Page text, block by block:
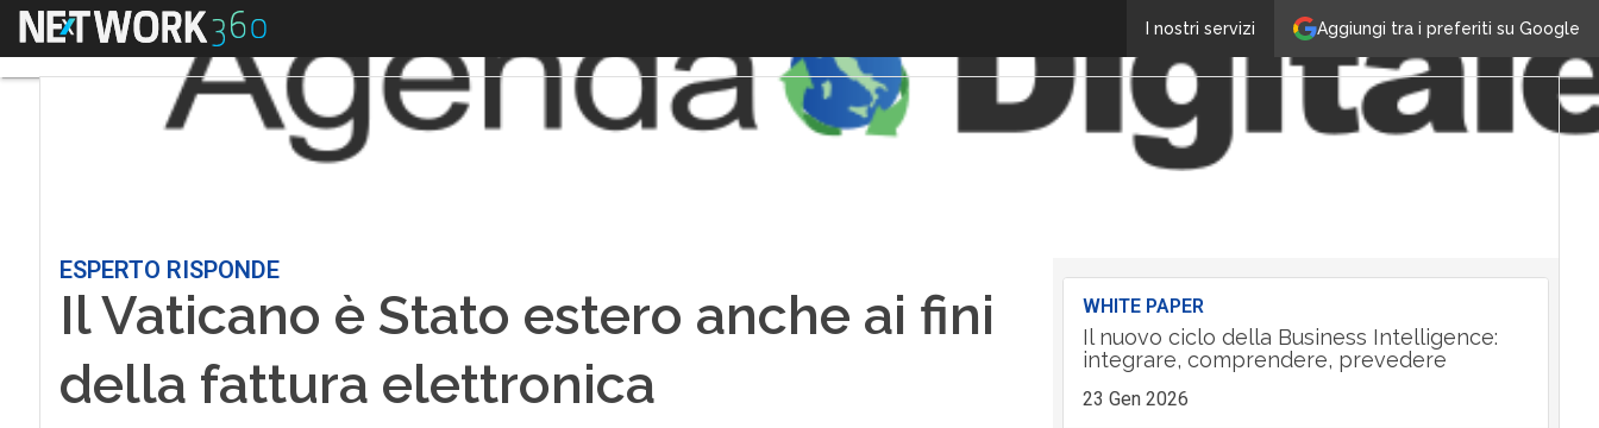
Aggiungi tra i preferiti su Google
I nostri servizi
Menu
ESPERTO RISPONDE
Il Vaticano è Stato estero anche ai fini
della fattura elettronica
WHITE PAPER
Il nuovo ciclo della Business Intelligence:
integrare, comprendere, prevedere
23 Gen 2026